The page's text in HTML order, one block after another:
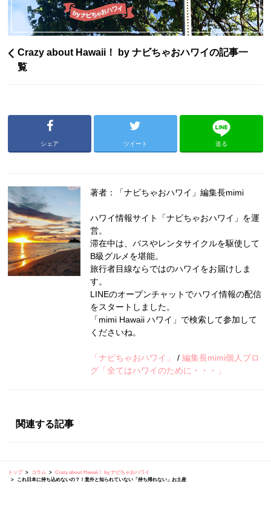
Crazy about Hawaii！ by ナビちゃおハワイの記事一
覧
シェア ツイート 送る
著者：「ナビちゃおハワイ」編集長mimi
ハワイ情報サイト「ナビちゃおハワイ」を運
営。
滞在中は、バスやレンタサイクルを駆使して
B級グルメを堪能。
旅行者目線ならではのハワイをお届けしま
す。
LINEのオープンチャットでハワイ情報の配信
をスタートしました。
「mimi Hawaii ハワイ」で検索して参加して
くださいね。
「ナビちゃおハワイ」 /編集長mimi個人ブロ
グ「全てはハワイのために・・・」
関連する記事
トップ コラム
Crazy about Hawaii！ by ナビちゃおハワイ
これ日本に持ち込めないの？！意外と知られていない「持ち帰れない」お土産